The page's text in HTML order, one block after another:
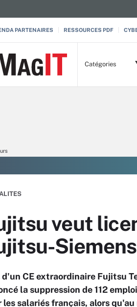
PARTENAIRES RESSOURCES PDF
Catégories
veut
d'un CE extraordinaire Fujitsu
la suppression de 112
les salariés français, alors